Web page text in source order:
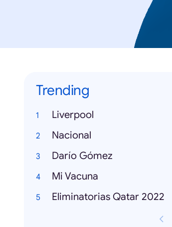
Trending
Liverpool
Nacional
Darío Gómez
Mi Vacuna
Eliminatorias Qatar 2022